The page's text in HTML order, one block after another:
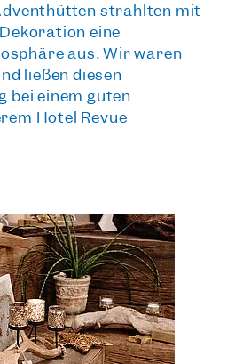
strahlten mit
eine
aus. Wir waren
ließen diesen
bei einem guten
Hotel Revue